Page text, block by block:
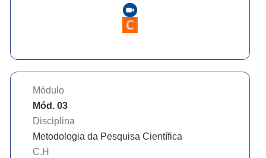
Módulo
Mód. 03
Disciplina
Metodologia da Pesquisa Científica
C.H